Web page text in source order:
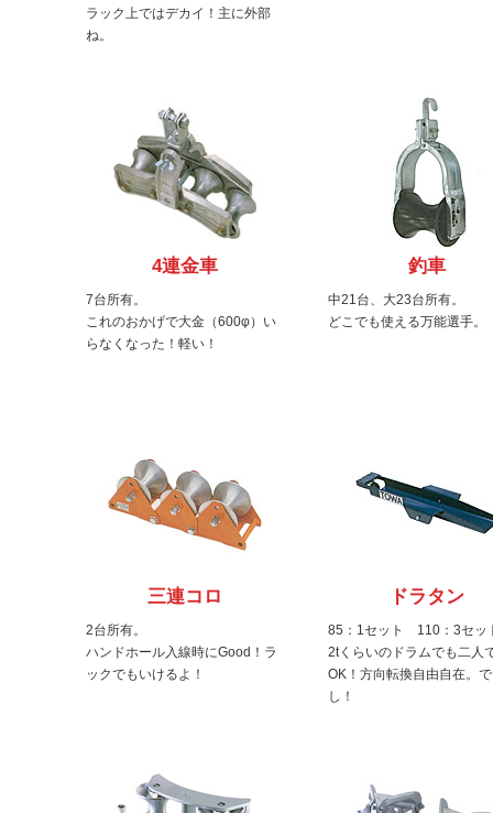
ラック上ではデカイ！主に外部
ね。
4連金車
7台所有。
これのおかげで大金（600φ）い
らなくなった！軽い！
釣車
中21台、大23台所有。
どこでも使える万能選手。
三連コロ
2台所有。
ハンドホール入線時にGood！ラ
ックでもいけるよ！
ドラタン
85：1セット 110：3セッ
2tくらいのドラムでも二人
OK！方向転換自由自在。
し！